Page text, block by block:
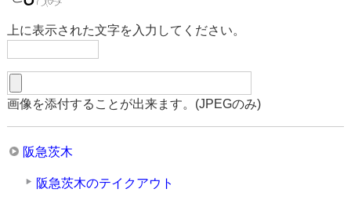
上に表示された文字を入力してください。
画像を添付することが出来ます。(JPEGのみ)
阪急茨木
阪急茨木のテイクアウト